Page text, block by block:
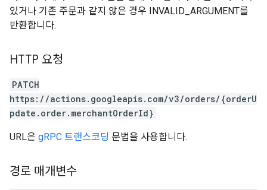
있거나 기존 주문과 같지 않은 경우 INVALID_ARGUMENT를
반환합니다.
HTTP 요청
PATCH
https://actions.googleapis.com/v3/orders/{orderU
pdate.order.merchantOrderId}
URL은 gRPC 트랜스코딩 문법을 사용합니다.
경로 매개변수